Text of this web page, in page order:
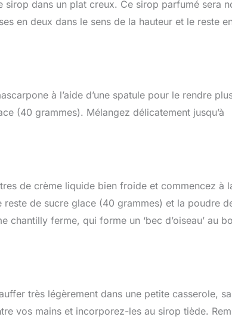
dans un plat creux. Ce sirop parfumé sera
en deux dans le sens de la hauteur et le reste
à l’aide d’une spatule pour le rendre
(40 grammes). Mélangez délicatement jusqu’à
de crème liquide bien froide et commencez à
reste de sucre glace (40 grammes) et la poudre
ferme, qui forme un ‘bec d’oiseau’ au
très légèrement dans une petite casserole,
vos mains et incorporez-les au sirop tiède.